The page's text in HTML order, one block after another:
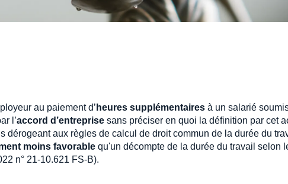
au paiement d’ heures supplémentaires à un salarié
l’accord d’entreprise sans préciser en quoi la définition par cet
dérogeant aux règles de calcul de droit commun de la durée du
moins favorable qu'un décompte de la durée du travail selon
n° 21-10.621 FS-B).